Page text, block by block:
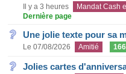
Il y a 3 heures Mandat Cash
Dernière page
Une jolie texte pour sa
Le 07/08/2026 Amitié
Jolies cartes